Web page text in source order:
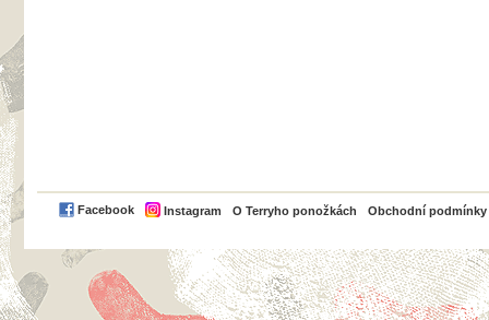
Facebook Instagram O Terryho ponožkách Obchodní podmínky
PayPal